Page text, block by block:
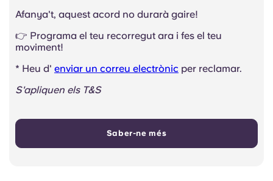
Afanya't, aquest acord no durarà gaire!
👉 Programa el teu recorregut ara i fes el teu
moviment!
* Heu d' enviar un correu electrònic per reclamar.
S'apliquen els T&S
Saber-ne més